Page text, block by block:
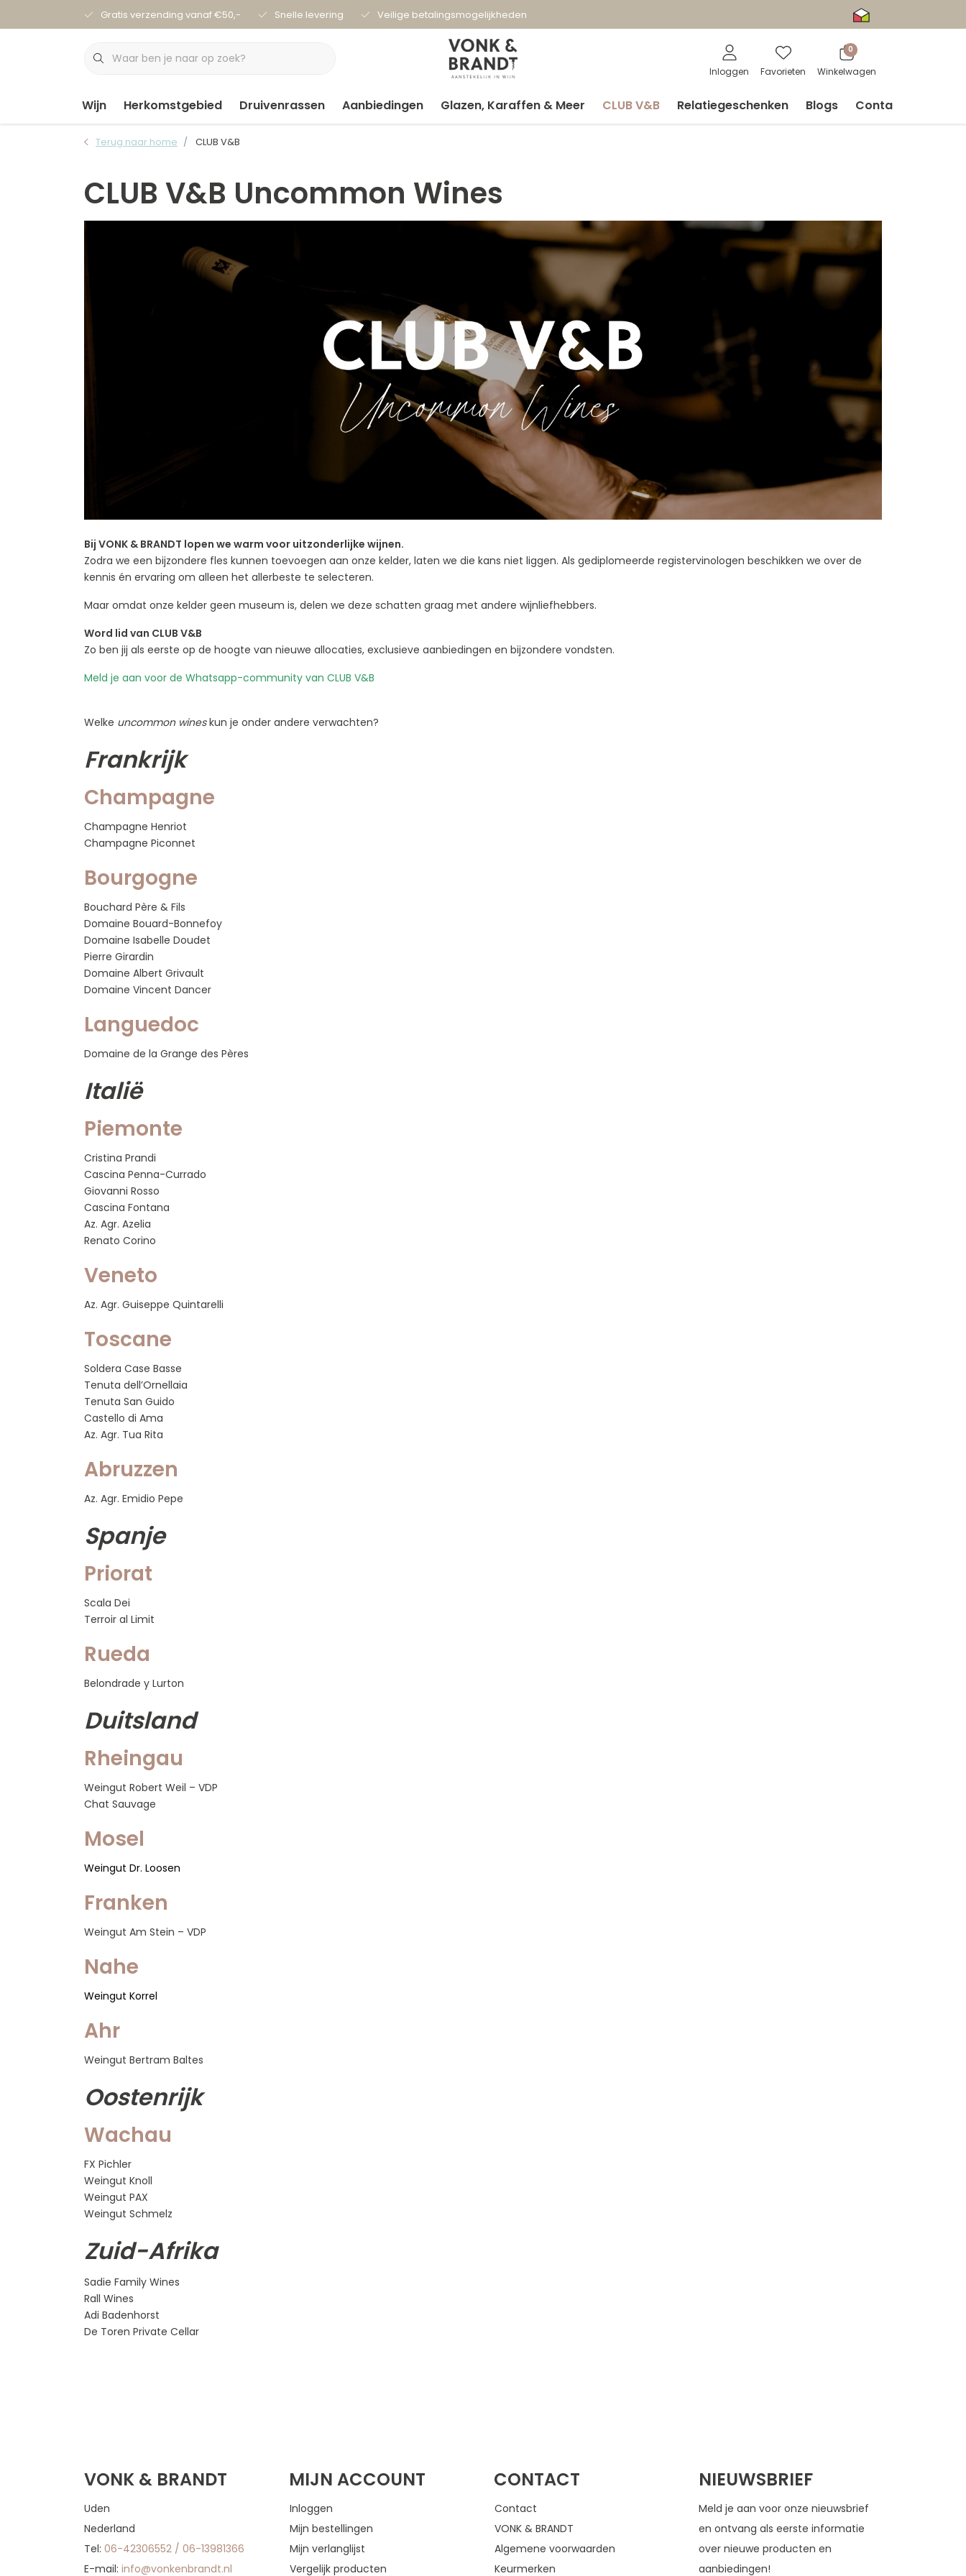
Gratis verzending vanaf €50,- Snelle levering Veilige betalingsmogelijkheden
Inloggen Favorieten
0
Winkelwagen
Wijn Herkomstgebied Druivenrassen Aanbiedingen Glazen, Karaffen & Meer CLUB V&B Relatiegeschenken Blogs Contact
Terug naar home CLUB V&B
CLUB V&B Uncommon Wines
Bij VONK & BRANDT lopen we warm voor uitzonderlijke wijnen.
Zodra we een bijzondere fles kunnen toevoegen aan onze kelder, laten we die kans niet liggen. Als gediplomeerde registervinologen beschikken we over de
kennis én ervaring om alleen het allerbeste te selecteren.
Maar omdat onze kelder geen museum is, delen we deze schatten graag met andere wijnliefhebbers.
Word lid van CLUB V&B
Zo ben jij als eerste op de hoogte van nieuwe allocaties, exclusieve aanbiedingen en bijzondere vondsten.
Meld je aan voor de Whatsapp-community van CLUB V&B
Welke uncommon wineskun je onder andere verwachten?
Frankrijk
Champagne
Champagne Henriot
Champagne Piconnet
Bourgogne
Bouchard Père & Fils
Domaine Bouard-Bonnefoy
Domaine Isabelle Doudet
Pierre Girardin
Domaine Albert Grivault
Domaine Vincent Dancer
Languedoc
Domaine de la Grange des Pères
Italië
Piemonte
Cristina Prandi
Cascina Penna-Currado
Giovanni Rosso
Cascina Fontana
Az. Agr. Azelia
Renato Corino
Veneto
Az. Agr. Guiseppe Quintarelli
Toscane
Soldera Case Basse
Tenuta dell’Ornellaia
Tenuta San Guido
Castello di Ama
Az. Agr. Tua Rita
Abruzzen
Az. Agr. Emidio Pepe
Spanje
Priorat
Scala Dei
Terroir al Limit
Rueda
Belondrade y Lurton
Duitsland
Rheingau
Weingut Robert Weil – VDP
Chat Sauvage
Mosel
Weingut Dr. Loosen
Franken
Weingut Am Stein – VDP
Nahe
Weingut Korrel
Ahr
Weingut Bertram Baltes
Oostenrijk
Wachau
FX Pichler
Weingut Knoll
Weingut PAX
Weingut Schmelz
Zuid-Afrika
Sadie Family Wines
Rall Wines
Adi Badenhorst
De Toren Private Cellar
VONK & BRANDT
Uden
Nederland
Tel: 06-42306552 / 06-13981366
E-mail: info@vonkenbrandt.nl
MIJN ACCOUNT
Inloggen
Mijn bestellingen
Mijn verlanglijst
Vergelijk producten
CONTACT
Contact
VONK & BRANDT
Algemene voorwaarden
Keurmerken
NIEUWSBRIEF
Meld je aan voor onze nieuwsbrief
en ontvang als eerste informatie
over nieuwe producten en
aanbiedingen!